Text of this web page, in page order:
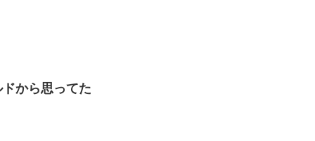
から思ってた